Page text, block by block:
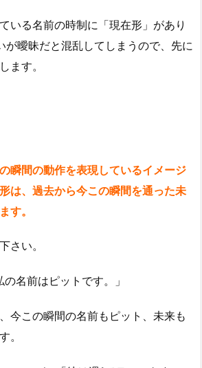
いる名前の時制に「現在形」があり
が曖昧だと混乱してしまうので、先に
ます。
瞬間の動作を表現しているイメージ
は、過去から今この瞬間を通った未
す。
さい。
名前はピットです。」
今この瞬間の名前もピット、未来も
。